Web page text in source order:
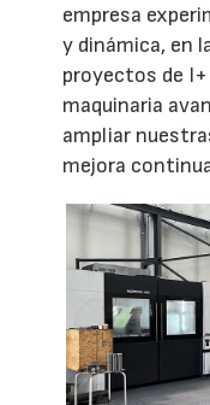
empresa
y dinámica, en
proyectos de
maquinaria
ampliar
mejora